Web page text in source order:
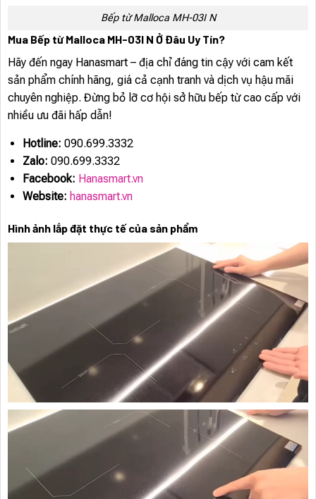
Bếp từ Malloca MH-03I N
Mua Bếp từ Malloca MH-03I N Ở Đâu Uy Tín?
Hãy đến ngay Hanasmart – địa chỉ đáng tin cậy với cam kết
sản phẩm chính hãng, giá cả cạnh tranh và dịch vụ hậu mãi
chuyên nghiệp. Đừng bỏ lỡ cơ hội sở hữu bếp từ cao cấp với
nhiều ưu đãi hấp dẫn!
Hotline: 090.699.3332
Zalo: 090.699.3332
Facebook: Hanasmart.vn
Website: hanasmart.vn
Hình ảnh lắp đặt thực tế của sản phẩm